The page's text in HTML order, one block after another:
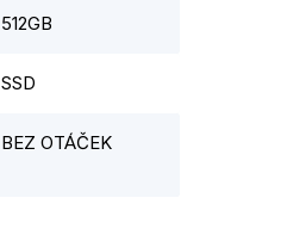
512GB
SSD
BEZ OTÁČEK